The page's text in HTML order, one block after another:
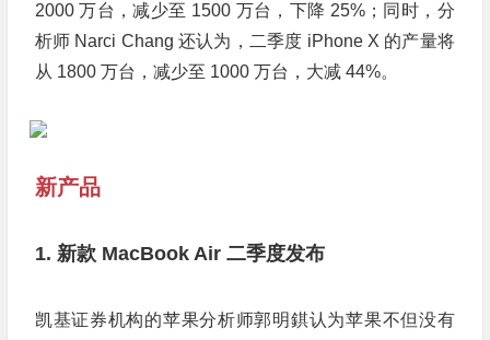
2000 万台，减少至 1500 万台，下降 25%；同时，分
析师 Narci Chang 还认为，二季度 iPhone X 的产量将
从 1800 万台，减少至 1000 万台，大减 44%。
新产品
1. 新款 MacBook Air 二季度发布
凯基证券机构的苹果分析师郭明錤认为苹果不但没有